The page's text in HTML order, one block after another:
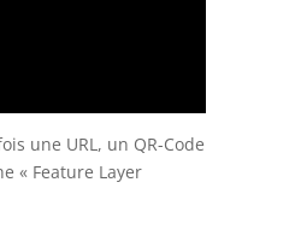
une URL, un QR-Code
« Feature Layer